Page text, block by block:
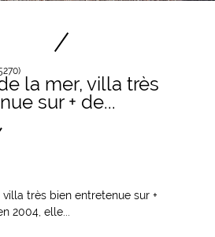
la mer, villa très
sur + de...
très bien entretenue sur +
2004, elle...